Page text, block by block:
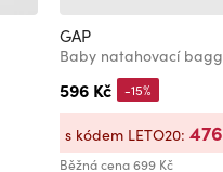
GAP
Baby natahovací
596 Kč
Běžná cena699 Kč
-15%
s kódem LETO20: